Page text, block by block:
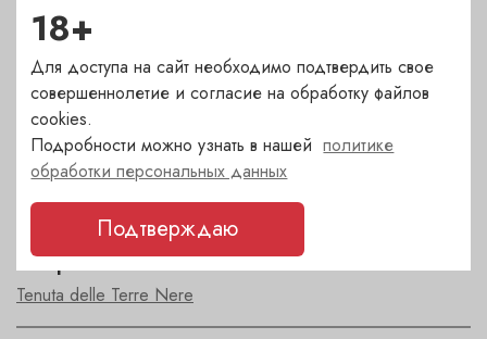
Италия
Сорт
Карриканте
Регион
Sicilia
Автор
Tenuta delle Terre Nere
18+
Для доступа на сайт необходимо подтвердить свое
совершеннолетие и согласие на обработку файлов
cookies.
Подробности можно узнать в нашейполитике
обработки персональных данных
Подтверждаю